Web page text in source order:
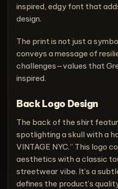
inspired, edgy font that
design.
The print is not just a
conveys a message of
challenges—values that
inspired.
Back Logo Design
The back of the shirt
spotlighting a skull with a
VINTAGE NYC.” This logo
aesthetics with a classic
streetwear vibe. It’s a
defines the product’s